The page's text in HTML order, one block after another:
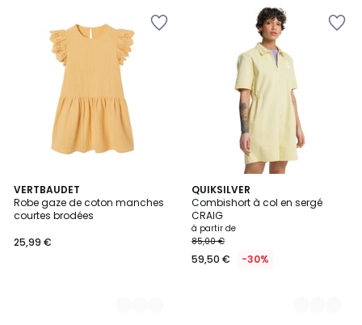
VERTBAUDET
Robe gaze de coton manches
courtes brodées
25,99 €
2
Couleurs
QUIKSILVER
Combishort à col en sergé
CRAIG
à partir de
85,00 €
59,50 € -30%
2
Couleurs